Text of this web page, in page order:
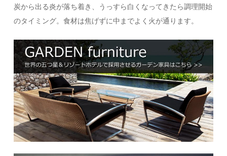
炭から出る炎が落ち着き、うっすら白くなってきたら調理開始
のタイミング。食材は焦げずに中までよく火が通ります。